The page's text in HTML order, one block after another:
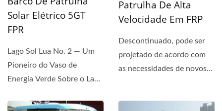
Solar Elétrico 5GT
FPR
Lago Sol Lua No. 2 — Um
Pioneiro do Vaso de
Energia Verde Sobre o Lago
Encomendado...
Patrulha De Alta
Velocidade Em FRP
Descontinuado, pode ser
projetado de acordo com
as necessidades de novos